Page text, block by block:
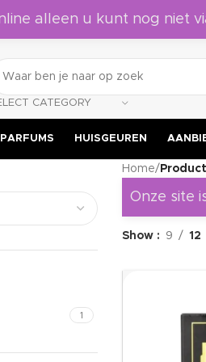
geuren, leuk om als cadeau te geven
CATEGORY
HUISGEUREN
1
Home/
Onze site
Show 9 12
alleen u kunt nog niet